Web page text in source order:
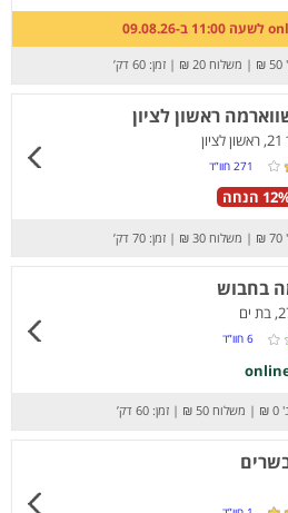
₪
| משלוח 20 ₪ | זמן: 60 דק’
ראשון לציון
271 חוו”ד
הנחה
₪
| משלוח 30 ₪ | זמן: 70 דק’
בחבוש
6 חוו”ד
₪
| משלוח 50 ₪ | זמן: 60 דק’